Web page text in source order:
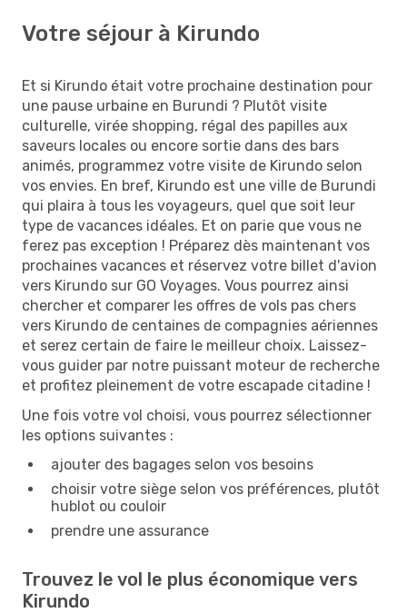
Votre séjour à Kirundo
Et si Kirundo était votre prochaine destination pour
une pause urbaine en Burundi ? Plutôt visite
culturelle, virée shopping, régal des papilles aux
saveurs locales ou encore sortie dans des bars
animés, programmez votre visite de Kirundo selon
vos envies. En bref, Kirundo est une ville de Burundi
qui plaira à tous les voyageurs, quel que soit leur
type de vacances idéales. Et on parie que vous ne
ferez pas exception ! Préparez dès maintenant vos
prochaines vacances et réservez votre billet d'avion
vers Kirundo sur GO Voyages. Vous pourrez ainsi
chercher et comparer les offres de vols pas chers
vers Kirundo de centaines de compagnies aériennes
et serez certain de faire le meilleur choix. Laissez-
vous guider par notre puissant moteur de recherche
et profitez pleinement de votre escapade citadine !
Une fois votre vol choisi, vous pourrez sélectionner
les options suivantes :
ajouter des bagages selon vos besoins
choisir votre siège selon vos préférences, plutôt
hublot ou couloir
prendre une assurance
Trouvez le vol le plus économique vers
Kirundo